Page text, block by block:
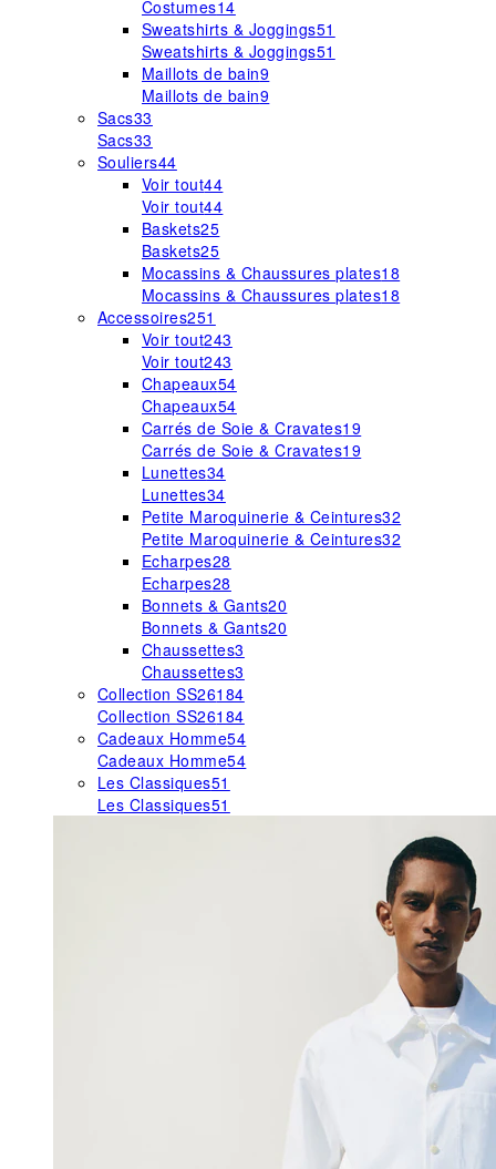
Costumes14
Sweatshirts & Joggings51
Sweatshirts & Joggings51
Maillots de bain9
Maillots de bain9
Sacs33
Sacs33
Souliers44
Voir tout44
Voir tout44
Baskets25
Baskets25
Mocassins & Chaussures plates18
Mocassins & Chaussures plates18
Accessoires251
Voir tout243
Voir tout243
Chapeaux54
Chapeaux54
Carrés de Soie & Cravates19
Carrés de Soie & Cravates19
Lunettes34
Lunettes34
Petite Maroquinerie & Ceintures32
Petite Maroquinerie & Ceintures32
Echarpes28
Echarpes28
Bonnets & Gants20
Bonnets & Gants20
Chaussettes3
Chaussettes3
Collection SS26184
Collection SS26184
Cadeaux Homme54
Cadeaux Homme54
Les Classiques51
Les Classiques51